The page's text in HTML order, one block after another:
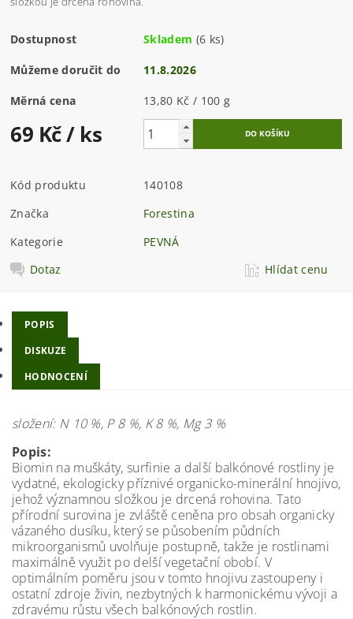
Dostupnost Skladem (6 ks)
Můžeme doručit do 11.8.2026
Měrná cena 13,80 Kč / 100 g
69 Kč/ ks
Kód produktu
140108
Značka
Forestina
Kategorie
PEVNÁ
Dotaz
Hlídat cenu
POPIS
DISKUZE
HODNOCENÍ
složení: N 10 %, P 8 %, K 8 %, Mg 3 %
Popis:
Biomin na muškáty, surfinie a další balkónové rostliny je
vydatné, ekologicky příznivé organicko-minerální hnojivo,
jehož významnou složkou je drcená rohovina. Tato
přírodní surovina je zvláště ceněna pro obsah organicky
vázaného dusíku, který se působením půdních
mikroorganismů uvolňuje postupně, takže je rostlinami
maximálně využit po delší vegetační obobí. V
optimálním poměru jsou v tomto hnojivu zastoupeny i
ostatní zdroje živin, nezbytných k harmonickému vývoji a
zdravému růstu všech balkónových rostlin.